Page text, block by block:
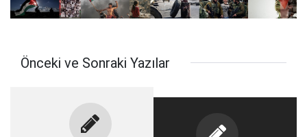
Önceki ve Sonraki Yazılar